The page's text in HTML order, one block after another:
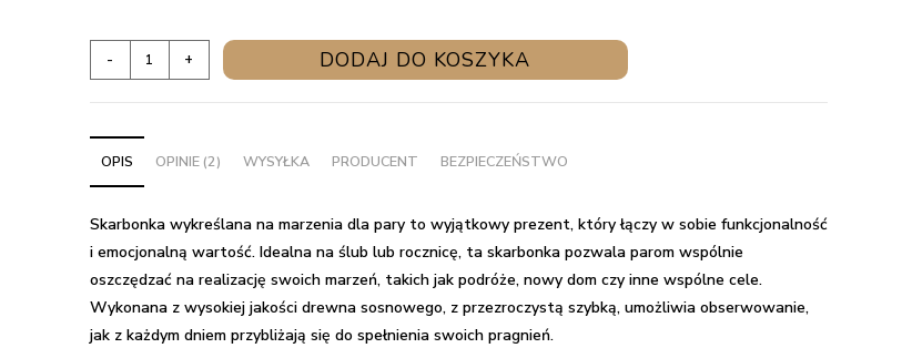
Skarbonka
na
marzenia
dla
pary
-
Prezent
na
ślub/rocznicę
- + DODAJ DO KOSZYKA
OPIS OPINIE (2) WYSYŁKA PRODUCENT BEZPIECZEŃSTWO
Skarbonka wykreślana na marzenia dla pary to wyjątkowy prezent, który łączy w sobie funkcjonalność
i emocjonalną wartość. Idealna na ślub lub rocznicę, ta skarbonka pozwala parom wspólnie
oszczędzać na realizację swoich marzeń, takich jak podróże, nowy dom czy inne wspólne cele.
Wykonana z wysokiej jakości drewna sosnowego, z przezroczystą szybką, umożliwia obserwowanie,
jak z każdym dniem przybliżają się do spełnienia swoich pragnień.